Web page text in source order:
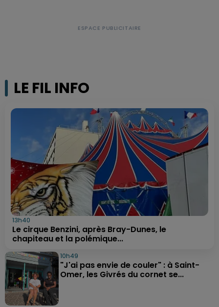
LE FIL INFO
13h40
Le cirque Benzini, après Bray-Dunes, le
chapiteau et la polémique...
10h49
"J'ai pas envie de couler" : à Saint-
Omer, les Givrés du cornet se...